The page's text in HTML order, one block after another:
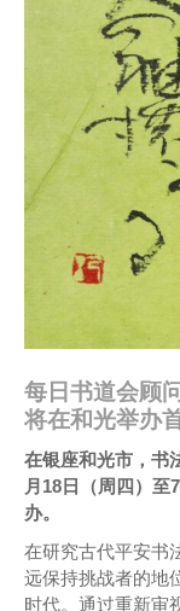
每日书道会顾
将在和光举办
在银座和光市，书
月18日（周四）至
办。
在研究古代平安书
远保持挑战者的地
时代。通过重新审